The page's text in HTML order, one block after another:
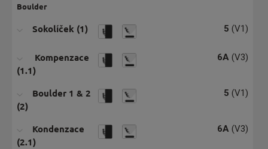
Boulder
Sokolíček (1) 5 (V1)
Kompenzace
(1.1)
6A (V3)
Boulder 1 & 2
(2)
5 (V1)
Kondenzace
(2.1)
6A (V3)